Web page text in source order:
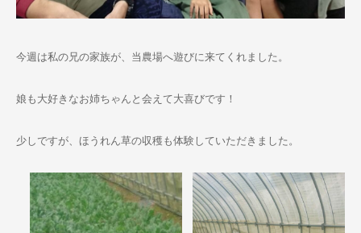
今週は私の兄の家族が、当農場へ遊びに来てくれました。
娘も大好きなお姉ちゃんと会えて大喜びです！
少しですが、ほうれん草の収穫も体験していただきました。
お問い合わせ